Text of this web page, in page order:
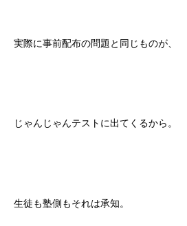
実際に事前配布の問題と同じものが、
じゃんじゃんテストに出てくるから。
生徒も塾側もそれは承知。